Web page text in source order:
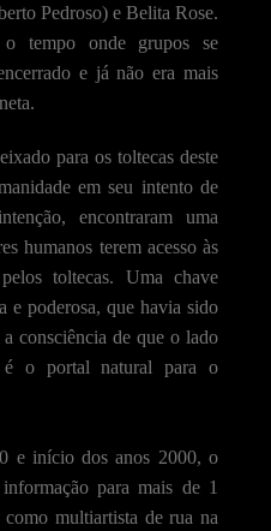
Pedroso) e Belita Rose.
o tempo onde grupos se
e já não era mais
para os toltecas deste
em seu intento de
encontraram uma
humanos terem acesso às
toltecas. Uma chave
e poderosa, que havia sido
consciência de que o lado
o portal natural para o
e início dos anos 2000, o
para mais de 1
multiartista de rua na